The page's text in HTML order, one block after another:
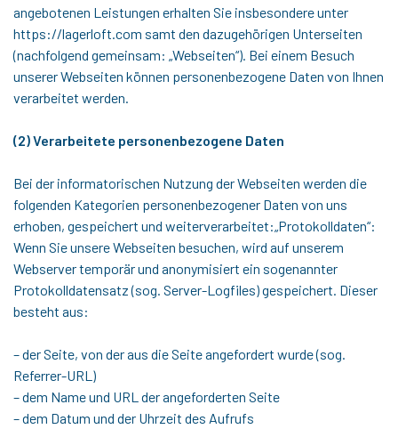
angebotenen Leistungen erhalten Sie insbesondere unter
https://lagerloft.com samt den dazugehörigen Unterseiten
(nachfolgend gemeinsam: „Webseiten“). Bei einem Besuch
unserer Webseiten können personenbezogene Daten von Ihnen
verarbeitet werden.
(2) Verarbeitete personenbezogene Daten
Bei der informatorischen Nutzung der Webseiten werden die
folgenden Kategorien personenbezogener Daten von uns
erhoben, gespeichert und weiterverarbeitet:„Protokolldaten“:
Wenn Sie unsere Webseiten besuchen, wird auf unserem
Webserver temporär und anonymisiert ein sogenannter
Protokolldatensatz (sog. Server-Logfiles) gespeichert. Dieser
besteht aus:
– der Seite, von der aus die Seite angefordert wurde (sog.
Referrer-URL)
– dem Name und URL der angeforderten Seite
– dem Datum und der Uhrzeit des Aufrufs